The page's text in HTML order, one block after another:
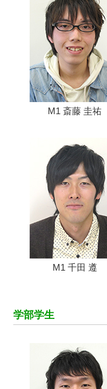
M1 斎藤 圭祐
M1 千田 遵
学部学生